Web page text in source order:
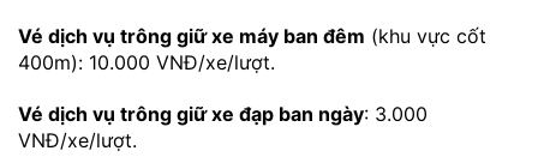
Vé dịch vụ trông giữ xe máy ban đêm (khu vực cốt
400m): 10.000 VNĐ/xe/lượt.
Vé dịch vụ trông giữ xe đạp ban ngày: 3.000
VNĐ/xe/lượt.